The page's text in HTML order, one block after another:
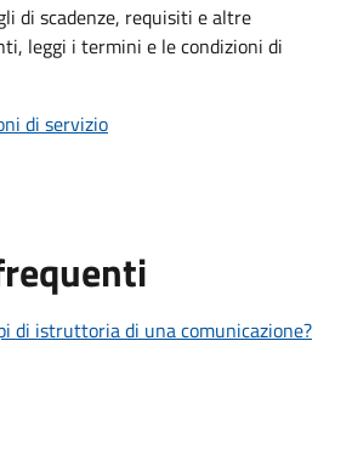
di scadenze, requisiti e altre
leggi i termini e le condizioni di
di servizio
di istruttoria di una comunicazione?